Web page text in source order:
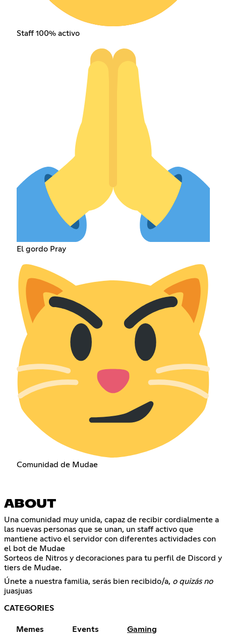
Staff 100% activo
El gordo Pray
Comunidad de Mudae
ABOUT
Una comunidad muy unida, capaz de recibir cordialmente a
las nuevas personas que se unan, un staff activo que
mantiene activo el servidor con diferentes actividades con
el bot de Mudae
Sorteos de Nitros y decoraciones para tu perfil de Discord y
tiers de Mudae.
Únete a nuestra familia, serás bien recibido/a, o quizás no
juasjuas
CATEGORIES
Memes Events Gaming